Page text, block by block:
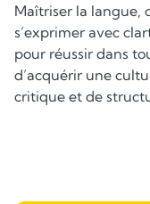
Maîtriser la langue,
s’exprimer avec
pour réussir dans
d’acquérir une
critique et de
Maîtriser
grammaire
Avoir une bonne
indispensable pour